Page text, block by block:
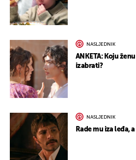
NASLJEDNIK
ANKETA: Koju
izabrati?
NASLJEDNIK
Rade mu iza leđa,